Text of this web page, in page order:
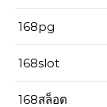
168pg
168slot
168สล็อต